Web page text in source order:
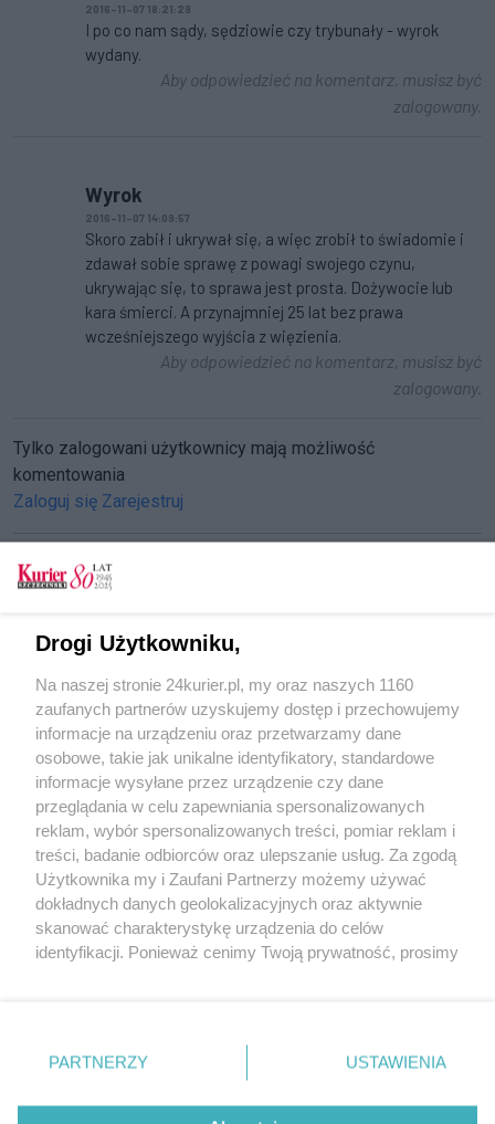
2016-11-07 18:21:29
I po co nam sądy, sędziowie czy trybunały - wyrok
wydany.
Aby odpowiedzieć na komentarz, musisz być
zalogowany.
Wyrok
2016-11-07 14:09:57
Skoro zabił i ukrywał się, a więc zrobił to świadomie i
zdawał sobie sprawę z powagi swojego czynu,
ukrywając się, to sprawa jest prosta. Dożywocie lub
kara śmierci. A przynajmniej 25 lat bez prawa
wcześniejszego wyjścia z więzienia.
Aby odpowiedzieć na komentarz, musisz być
zalogowany.
Tylko zalogowani użytkownicy mają możliwość
komentowania
Zaloguj się Zarejestruj
Dwa potrącenia w Szczecinie
Wbiegła na czerwonym, samochód ją potrącił na
pasach
POGODA
17℃
Zobacz prognozę na 3 dni
Copyright © 2022 Kurier Szczeciński sp. z o.o.
Wszelkie prawa zastrzeżone
Drogi Użytkowniku,
Na naszej stronie 24kurier.pl, my oraz naszych 1160
zaufanych partnerów uzyskujemy dostęp i przechowujemy
informacje na urządzeniu oraz przetwarzamy dane
osobowe, takie jak unikalne identyfikatory, standardowe
informacje wysyłane przez urządzenie czy dane
przeglądania w celu zapewniania spersonalizowanych
reklam, wybór spersonalizowanych treści, pomiar reklam i
treści, badanie odbiorców oraz ulepszanie usług. Za zgodą
Użytkownika my i Zaufani Partnerzy możemy używać
dokładnych danych geolokalizacyjnych oraz aktywnie
skanować charakterystykę urządzenia do celów
identyfikacji. Ponieważ cenimy Twoją prywatność, prosimy
prywatności znajdujący się w lewym dolnym rogu strony
. Niektóre rodzaje przetwarzania danych nie wymagają
PARTNERZY USTAWIENIA